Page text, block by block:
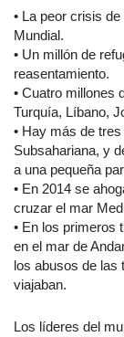
• La peor crisis
Mundial.
• Un millón de
reasentamiento.
• Cuatro millones
Turquía, Líbano,
• Hay más de
Subsahariana, y
a una pequeña
• En 2014 se
cruzar el mar
• En los primeros
en el mar de
los abusos de las
viajaban.
Los líderes del